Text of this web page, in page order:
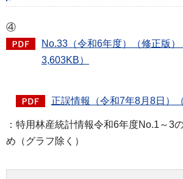
④
No.33（令和6年度）（修正版）
3,603KB）
正誤情報（令和7年8月8日）
：特用林産統計情報令和6年度No.1～3
め（グラフ除く）